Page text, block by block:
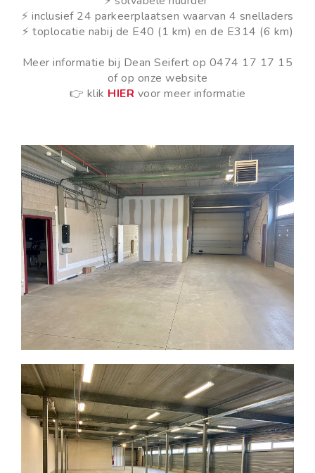
⚡ inclusief 24 parkeerplaatsen waarvan 4 snelladers
⚡ toplocatie nabij de E40 (1 km) en de E314 (6 km)
Meer informatie bij Dean Seifert op 0474 17 17 15
of op onze website
👉 klik HIER voor meer informatie